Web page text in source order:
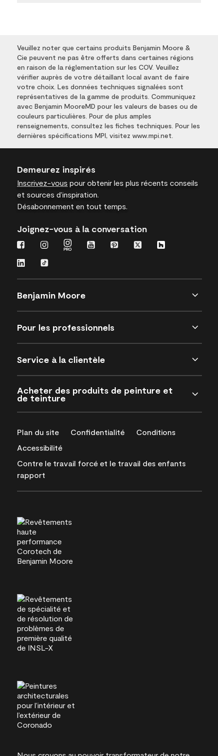
Veuillez noter que certains produits Benjamin Moore &
Cie peuvent ne pas être offerts dans certaines régions
en raison de la réglementation sur les COV. Veuillez
vérifier auprès de votre détaillant local avant de faire
votre choix. Les données techniques signalées sont
représentatives de la gamme de produits. Communiquez
avec Benjamin MooreMD pour les valeurs de bases ou de
couleurs particulières. Pour de plus amples
renseignements, consultez les fiches techniques. Pour les
dernières spécifications MPI, visitez www.mpi.net.
Demeurez inspirés
Inscrivez-vous pour obtenir les plus récents conseils
et sources d’inspiration.
Désabonnement en tout temps.
Joignez-vous à la conversation
Benjamin Moore
Pour les professionnels
Service à la clientèle
Acheter des produits de peinture et
de teinture
Plan du site Confidentialité
Conditions
Accessibilité
Contre le travail forcé et le travail des enfants
rapport